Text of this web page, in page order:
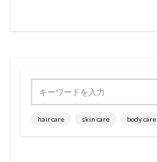
hair care skin care body care